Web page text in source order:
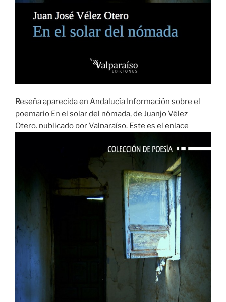
Reseña aparecida en Andalucía Información sobre el
poemario En el solar del nómada, de Juanjo Vélez
Otero, publicado por Valparaíso. Este es el enlace